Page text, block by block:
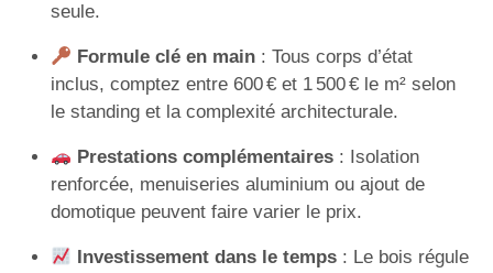
seule.
Formule clé en main: Tous corps d’état
inclus, comptez entre 600 € et 1 500 € le m² selon
le standing et la complexité architecturale.
Prestations complémentaires: Isolation
renforcée, menuiseries aluminium ou ajout de
domotique peuvent faire varier le prix.
Investissement dans le temps: Le bois régule